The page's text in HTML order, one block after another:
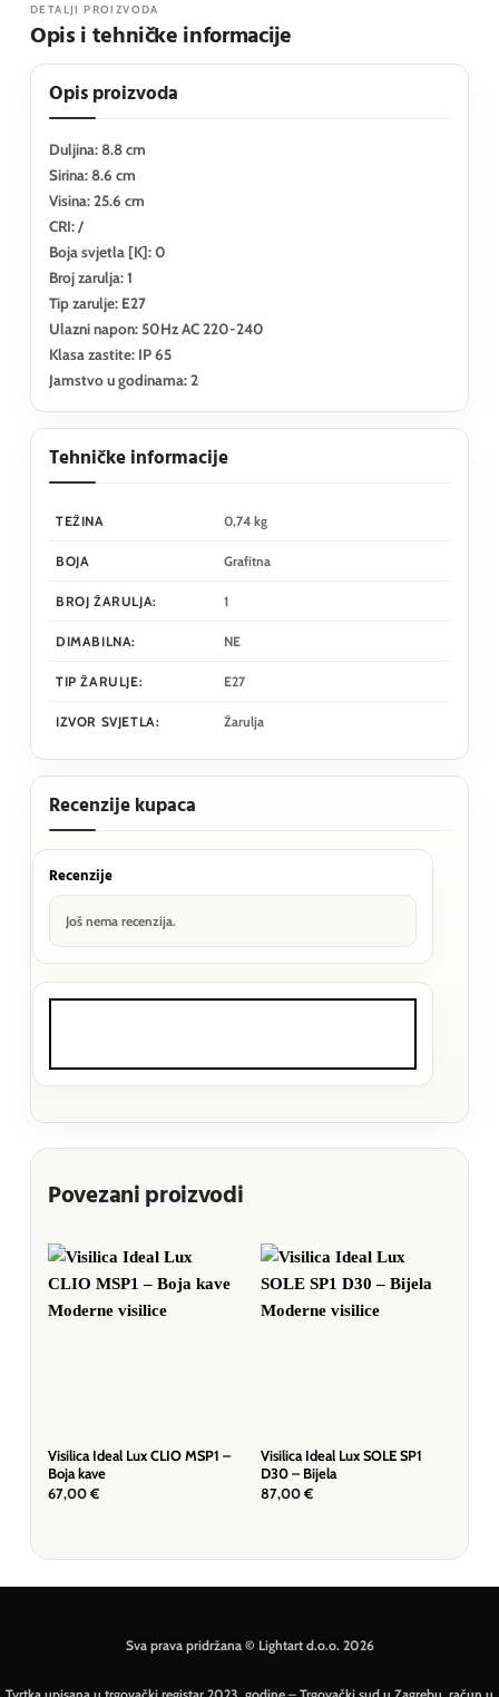
DETALJI PROIZVODA
Opis i tehničke informacije
Opis proizvoda
Duljina: 8.8 cm
Sirina: 8.6 cm
Visina: 25.6 cm
CRI: /
Boja svjetla [K]: 0
Broj zarulja: 1
Tip zarulje: E27
Ulazni napon: 50Hz AC 220-240
Klasa zastite: IP 65
Jamstvo u godinama: 2
Tehničke informacije
TEŽINA 0,74 kg
BOJA Grafitna
BROJ ŽARULJA: 1
DIMABILNA: NE
TIP ŽARULJE: E27
IZVOR SVJETLA: Žarulja
Recenzije kupaca
Recenzije
Još nema recenzija.
Povezani proizvodi
Visilica Ideal Lux CLIO MSP1 –
Boja kave
67,00 €
Visilica Ideal Lux SOLE SP1
D30 – Bijela
87,00 €
Sva prava pridržana © Lightart d.o.o. 2026